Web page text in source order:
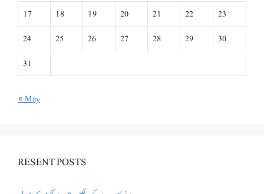
17
18 19 20 21 22
23
24
25 26 27 28 29
30
31
« May
RESENT POSTS